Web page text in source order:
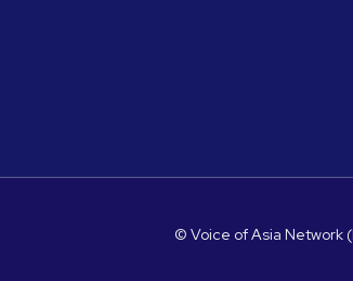
© Voice of Asia Network